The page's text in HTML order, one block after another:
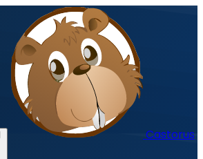
Castorus